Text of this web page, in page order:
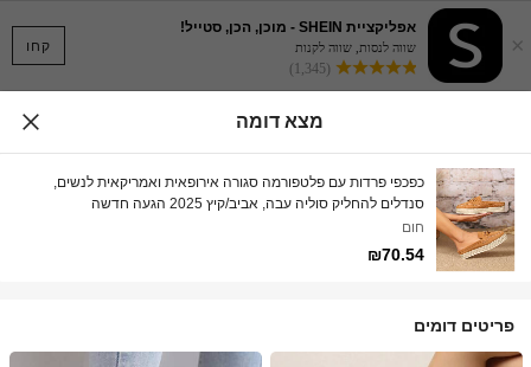
קחו ×
אפליקציית SHEIN - מוכן, הכן, סטייל!
שווה לנסות, שווה לקנות
(1,345)
מצא דומה
כפכפי פרדות עם פלטפורמה סגורה אירופאית ואמריקאית לנשים,
סנדלים להחליק סוליה עבה, אביב/קיץ 2025 הגעה חדשה
חום
₪70.54
פריטים דומים